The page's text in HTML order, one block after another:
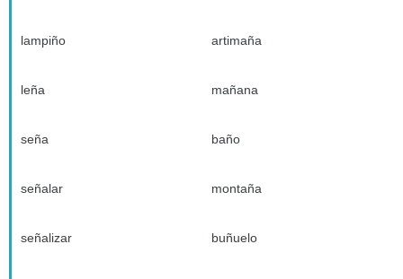
lampiño artimaña
leña mañana
seña baño
señalar montaña
señalizar buñuelo